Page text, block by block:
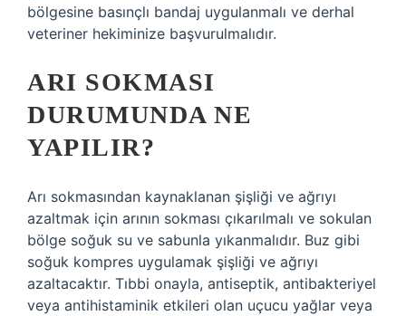
bölgesine basınçlı bandaj uygulanmalı ve derhal
veteriner hekiminize başvurulmalıdır.
ARI SOKMASI
DURUMUNDA NE
YAPILIR?
Arı sokmasından kaynaklanan şişliği ve ağrıyı
azaltmak için arının sokması çıkarılmalı ve sokulan
bölge soğuk su ve sabunla yıkanmalıdır. Buz gibi
soğuk kompres uygulamak şişliği ve ağrıyı
azaltacaktır. Tıbbi onayla, antiseptik, antibakteriyel
veya antihistaminik etkileri olan uçucu yağlar veya